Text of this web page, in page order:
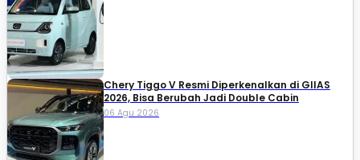
Chery Tiggo V Resmi Diperkenalkan di GIIAS
2026, Bisa Berubah Jadi Double Cabin
06 Agu 2026